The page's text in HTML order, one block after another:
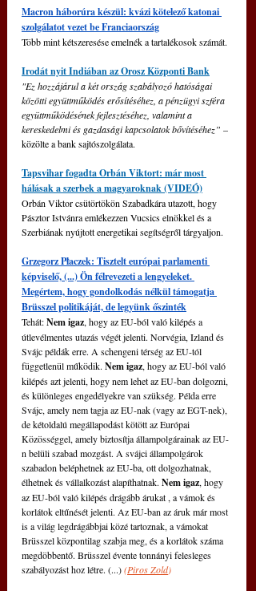
Macron háborúra készül: kvázi kötelező katonai
szolgálatot vezet be Franciaország
Több mint kétszeresése emelnék a tartalékosok számát.
Irodát nyit Indiában az Orosz Központi Bank
"Ez hozzájárul a két ország szabályozó hatóságai
közötti együttműködés erősítéséhez, a pénzügyi szféra
együttműködésének fejlesztéséhez, valamint a
kereskedelmi és gazdasági kapcsolatok bővítéséhez” –
közölte a bank sajtószolgálata.
Tapsvihar fogadta Orbán Viktort: már most
hálásak a szerbek a magyaroknak (VIDEÓ)
Orbán Viktor csütörtökön Szabadkára utazott, hogy
Pásztor Istvánra emlékezzen Vucsics elnökkel és a
Szerbiának nyújtott energetikai segítségről tárgyaljon.
Grzegorz Płaczek: Tisztelt európai parlamenti
képviselő, (...) Ön félrevezeti a lengyeleket.
Megértem, hogy gondolkodás nélkül támogatja
Brüsszel politikáját, de legyünk őszinték
Tehát: Nem igaz, hogy az EU-ból való kilépés a
útlevélmentes utazás végét jelenti. Norvégia, Izland és
Svájc példák erre. A schengeni térség az EU-tól
függetlenül működik. Nem igaz, hogy az EU-ból való
kilépés azt jelenti, hogy nem lehet az EU-ban dolgozni,
és különleges engedélyekre van szükség. Példa erre
Svájc, amely nem tagja az EU-nak (vagy az EGT-nek),
de kétoldalú megállapodást kötött az Európai
Közösséggel, amely biztosítja állampolgárainak az EU-
n belüli szabad mozgást. A svájci állampolgárok
szabadon beléphetnek az EU-ba, ott dolgozhatnak,
élhetnek és vállalkozást alapíthatnak. Nem igaz, hogy
az EU-ból való kilépés drágább árukat , a vámok és
korlátok eltűnését jelenti. Az EU-ban az áruk már most
is a világ legdrágábbjai közé tartoznak, a vámokat
Brüsszel központilag szabja meg, és a korlátok száma
megdöbbentő. Brüsszel évente tonnányi felesleges
szabályozást hoz létre. (...) (Piros Zold)